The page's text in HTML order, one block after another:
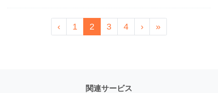
‹ 1 2 3 4 › »
関連サービス